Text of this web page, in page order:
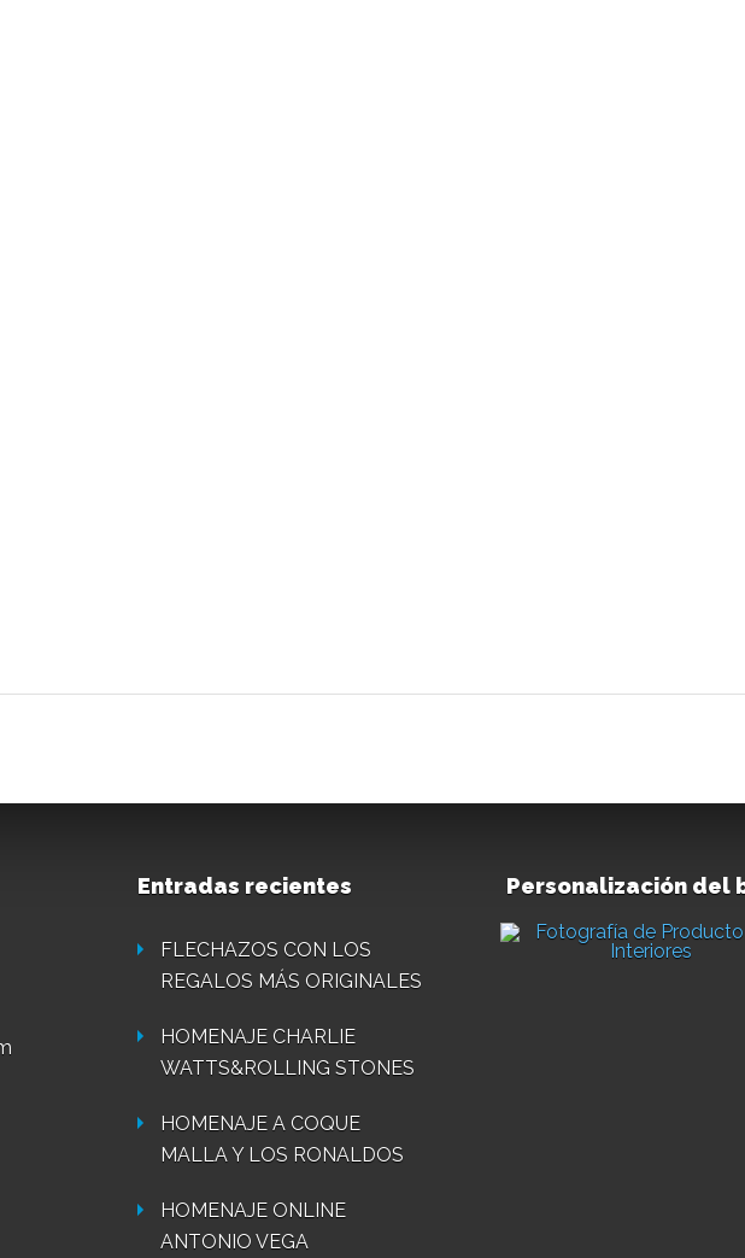
Entradas recientes
FLECHAZOS CON LOS
REGALOS MÁS ORIGINALES
HOMENAJE CHARLIE
WATTS&ROLLING STONES
HOMENAJE A COQUE
MALLA Y LOS RONALDOS
HOMENAJE ONLINE
ANTONIO VEGA
Personalización del